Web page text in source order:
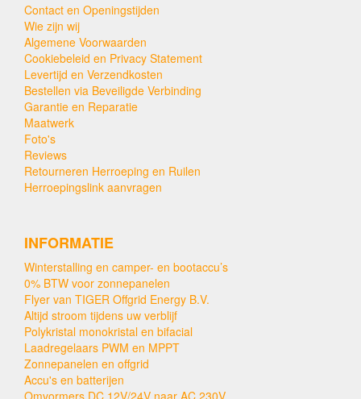
Contact en Openingstijden
Wie zijn wij
Algemene Voorwaarden
Cookiebeleid en Privacy Statement
Levertijd en Verzendkosten
Bestellen via Beveiligde Verbinding
Garantie en Reparatie
Maatwerk
Foto's
Reviews
Retourneren Herroeping en Ruilen
Herroepingslink aanvragen
INFORMATIE
Winterstalling en camper- en bootaccu’s
0% BTW voor zonnepanelen
Flyer van TIGER Offgrid Energy B.V.
Altijd stroom tijdens uw verblijf
Polykristal monokristal en bifacial
Laadregelaars PWM en MPPT
Zonnepanelen en offgrid
Accu's en batterijen
Omvormers DC 12V/24V naar AC 230V